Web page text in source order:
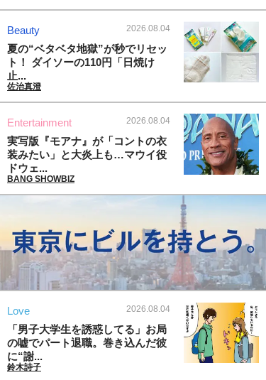
Beauty 2026.08.04
夏の“ベタベタ地獄”が秒でリセッ
ト！ ダイソーの110円「日焼け
止...
佐治真澄
Entertainment 2026.08.04
実写版『モアナ』が「コントの衣
装みたい」と大炎上も…マウイ役
ドウェ...
BANG SHOWBIZ
Love 2026.08.04
「男子大学生を誘惑してる」お局
の嘘でパート退職。巻き込んだ彼
に“謝...
鈴木詩子